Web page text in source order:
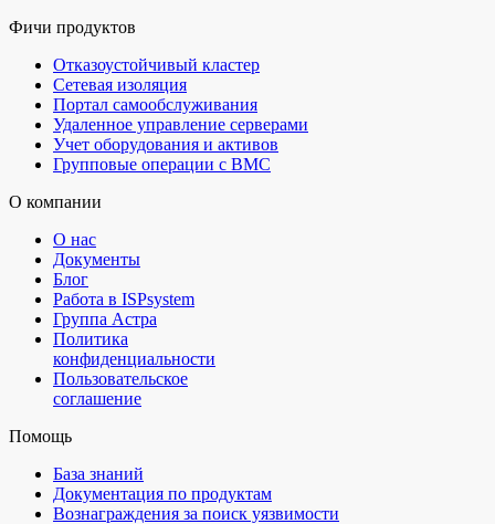
Фичи продуктов
Отказоустойчивый кластер
Сетевая изоляция
Портал самообслуживания
Удаленное управление серверами
Учет оборудования и активов
Групповые операции с BMC
О компании
О нас
Документы
Блог
Работа в ISPsystem
Группа Астра
Политика
конфиденциальности
Пользовательское
соглашение
Помощь
База знаний
Документация по продуктам
Вознаграждения за поиск уязвимости